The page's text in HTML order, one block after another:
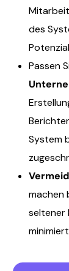
des
Passen
System
machen
seltener